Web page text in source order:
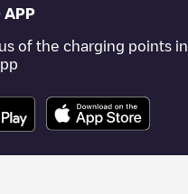
APP
of the charging points in